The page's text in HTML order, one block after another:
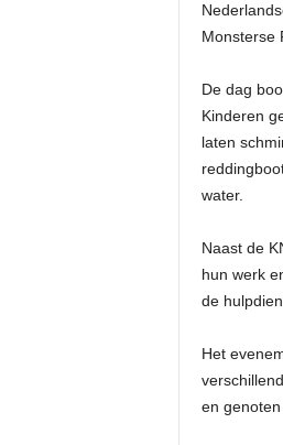
Monsterse
De dag
Kinderen
laten
water.
Naast de
hun werk
de
Het
en